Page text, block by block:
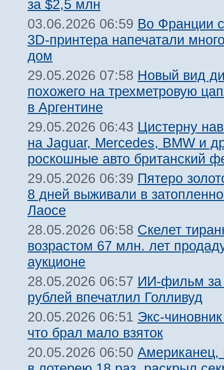
за $2,5 млн
03.06.2026 06:59 Во Франции
3D-принтера напечатали
дом
29.05.2026 07:58 Новый вид
похожего на трехметровую
в Аргентине
29.05.2026 06:43 Цистерну
на Jaguar, Mercedes, BMW и
роскошные авто британский
29.05.2026 06:39 Пятеро
8 дней выживали в
Лаосе
28.05.2026 06:58 Скелет
возрастом 67 млн. лет
аукционе
28.05.2026 06:57 ИИ-фильм за
рублей впечатлил Голливуд
20.05.2026 06:51 Экс-
что брал мало взяток
20.05.2026 06:50 Американец,